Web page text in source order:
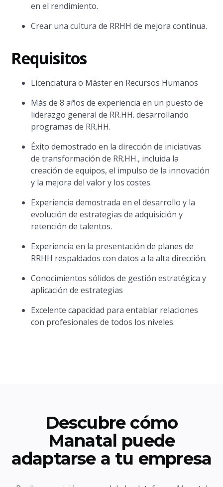
en el rendimiento.
Crear una cultura de RRHH de mejora continua.
Requisitos
Licenciatura o Máster en Recursos Humanos
Más de 8 años de experiencia en un puesto de
liderazgo general de RR.HH. desarrollando
programas de RR.HH.
Éxito demostrado en la dirección de iniciativas
de transformación de RR.HH., incluida la
creación de equipos, el impulso de la innovación
y la mejora del valor y los costes.
Experiencia demostrada en el desarrollo y la
evolución de estrategias de adquisición y
retención de talentos.
Experiencia en la presentación de planes de
RRHH respaldados con datos a la alta dirección.
Conocimientos sólidos de gestión estratégica y
aplicación de estrategias
Excelente capacidad para entablar relaciones
con profesionales de todos los niveles.
Descubre cómo
Manatal puede
adaptarse a tu empresa